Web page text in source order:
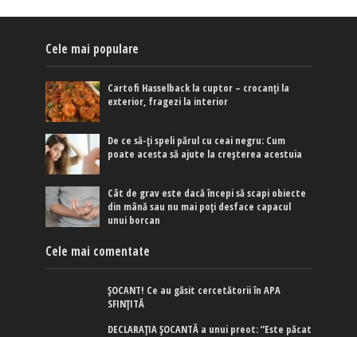
Cele mai populare
Cartofi Hasselback la cuptor – crocanți la
exterior, fragezi la interior
De ce să-ți speli părul cu ceai negru: Cum
poate acesta să ajute la creșterea acestuia
Cât de grav este dacă începi să scapi obiecte
din mână sau nu mai poți desface capacul
unui borcan
Cele mai comentate
ȘOCANT! Ce au găsit cercetătorii în APA
SFINȚITĂ
DECLARAȚIA ȘOCANTĂ a unui preot: ”Este păcat